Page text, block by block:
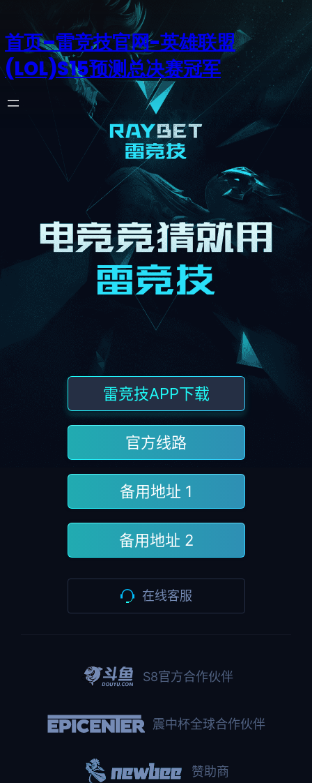
首页–雷竞技官网-英雄联盟
(LOL)S15预测总决赛冠军